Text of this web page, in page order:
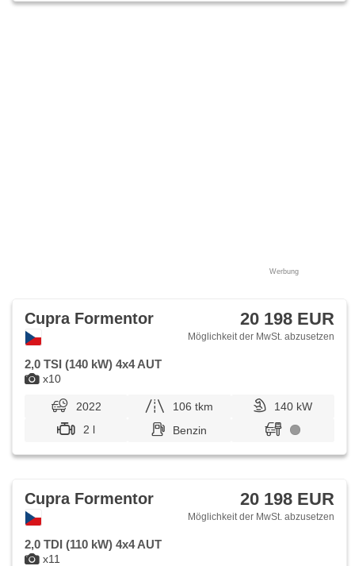
Werbung
x10
Cupra Formentor 20 198 EUR
Möglichkeit der MwSt. abzusetzen
2,0 TSI (140 kW) 4x4 AUT
2022 106 tkm
140 kW
2 l
Benzin
x11
Cupra Formentor 20 198 EUR
Möglichkeit der MwSt. abzusetzen
2,0 TDI (110 kW) 4x4 AUT